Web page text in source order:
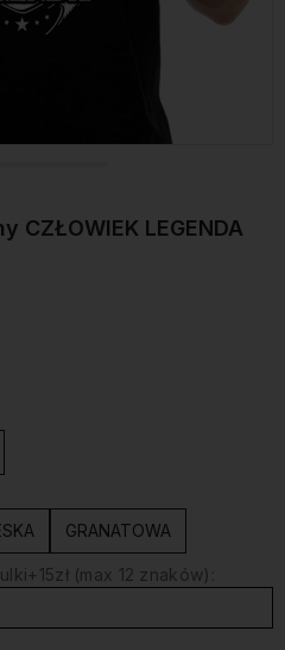
CZŁOWIEK LEGENDA
GRANATOWA
(max 12 znaków):